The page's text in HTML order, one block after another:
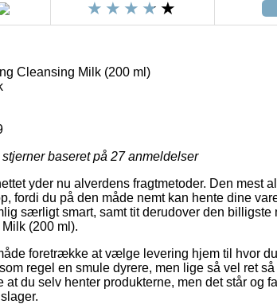
Cleansing Milk (200 ml)
baseret på 27anmeldelser
yder nu alverdens fragtmetoder. Den mest
fordi du på den måde nemt kan hente dine
særligt smart, samt tit derudover den
(200 ml).
foretrække at vælge levering hjem til hvor
regel en smule dyrere, men lige så vel ret
du selv henter produkterne, men det står og